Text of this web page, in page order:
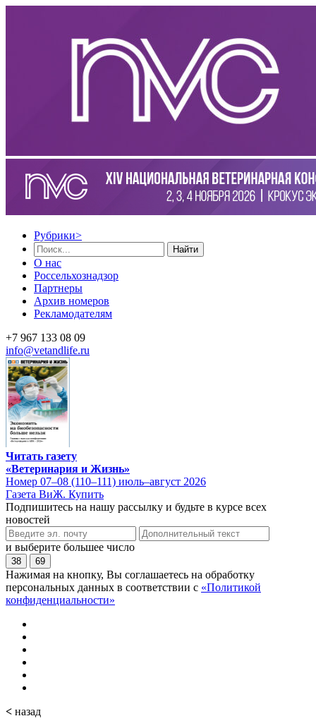
Рубрики>
Найти
О нас
Россельхознадзор
Партнеры
Архив номеров
Рекламодателям
+7 967 133 08 09
info@vetandlife.ru
Читать газету
«Ветеринария и Жизнь»
Номер 07–08 (110–111) июль–август 2026
Газета ВиЖ. Купить
Подпишитесь на нашу рассылку и будьте в курсе всех
новостей
и выберите большее число
38 69
Нажимая на кнопку, Вы соглашаетесь на обработку
персональных данных в соответствии с «Политикой
конфиденциальности»
< назад